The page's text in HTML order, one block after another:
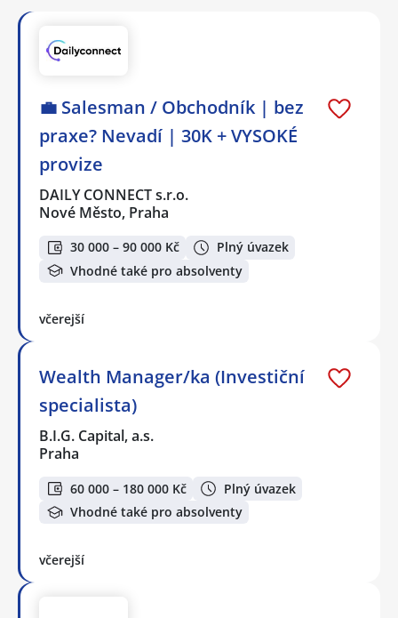
💼 Salesman / Obchodník | bez
praxe? Nevadí | 30K + VYSOKÉ
provize
DAILY CONNECT s.r.o.
Nové Město, Praha
30 000 – 90 000 Kč
Plný úvazek
Vhodné také pro absolventy
včerejší
Wealth Manager/ka (Investiční
specialista)
B.I.G. Capital, a.s.
Praha
60 000 – 180 000 Kč
Plný úvazek
Vhodné také pro absolventy
včerejší